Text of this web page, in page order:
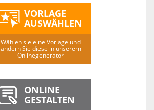
VORLAGE
AUSWÄHLEN
Wählen sie eine Vorlage und
ändern Sie diese in unserem
Onlinegenerator
ONLINE
GESTALTEN